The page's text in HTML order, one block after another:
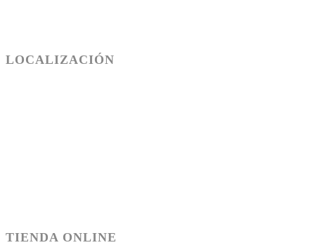
LOCALIZACIÓN
TIENDA ONLINE